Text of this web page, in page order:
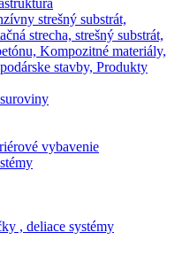
strešný substrát,
strecha, strešný substrát,
Kompozitné materiály,
stavby, Produkty
vybavenie
, deliace systémy